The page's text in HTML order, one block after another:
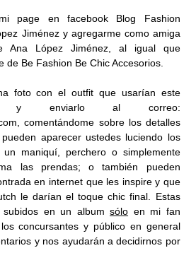
page en facebook Blog Fashion
Jiménez y agregarme como amiga
Ana López Jiménez, al igual que
de Be Fashion Be Chic Accesorios
foto con el outfit que usarían este
y enviarlo al correo:
comentándome sobre los detalles
aparecer ustedes luciendo los
maniquí, perchero o simplemente
las prendas; o también pueden
en internet que les inspire y que
le darían el toque chic final. Estas
en un albumsólo en mi fan
concursantes y público en general
y nos ayudarán a decidirnos por